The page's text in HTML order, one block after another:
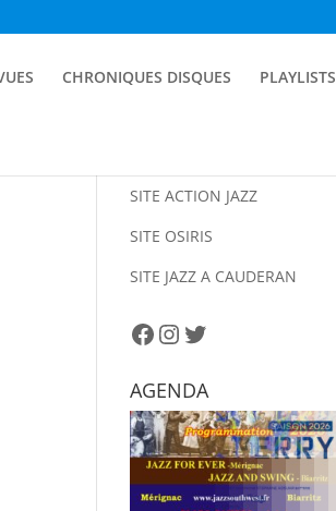
CHRONIQUES DISQUES PLAYLISTS
SITE ACTION JAZZ
SITE OSIRIS
SITE JAZZ A CAUDERAN
Facebook
Instagram
Twitter
AGENDA